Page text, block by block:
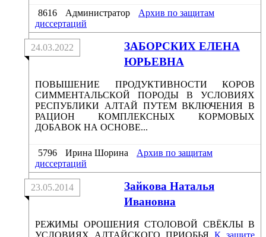
8616 Администратор
Архив по защитам
диссертаций
ЗАБОРСКИХ ЕЛЕНА
ЮРЬЕВНА
24.03.2022
ПОВЫШЕНИЕ ПРОДУКТИВНОСТИ КОРОВ
СИММЕНТАЛЬСКОЙ ПОРОДЫ В УСЛОВИЯХ
РЕСПУБЛИКИ АЛТАЙ ПУТЕМ ВКЛЮЧЕНИЯ В
РАЦИОН КОМПЛЕКСНЫХ КОРМОВЫХ
ДОБАВОК НА ОСНОВЕ...
5796 Ирина Шорина
Архив по защитам
диссертаций
Зайкова Наталья
Ивановна
23.05.2014
РЕЖИМЫ ОРОШЕНИЯ СТОЛОВОЙ СВЁКЛЫ В
УСЛОВИЯХ АЛТАЙСКОГО ПРИОБЬЯ К защите